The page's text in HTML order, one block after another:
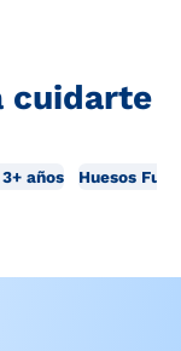
cuidarte
años Huesos